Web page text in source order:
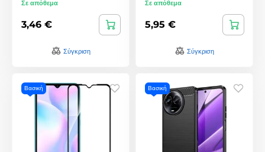
Σε απόθεμα
3,46 €
Σύγκριση
Σε απόθεμα
5,95 €
Σύγκριση
Βασική Βασική